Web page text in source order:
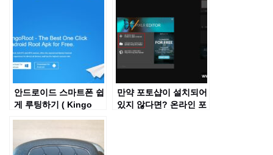
안드로이드 스마트폰 쉽
게 루팅하기 ( Kingo
만약 포토샵이 설치되어
있지 않다면? 온라인 포